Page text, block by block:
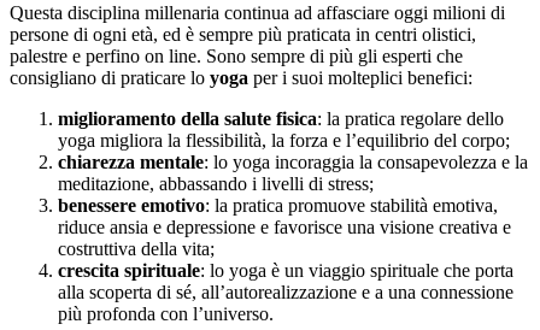
Questa disciplina millenaria continua ad affasciare oggi milioni di
persone di ogni età, ed è sempre più praticata in centri olistici,
palestre e perfino on line. Sono sempre di più gli esperti che
consigliano di praticare lo yoga per i suoi molteplici benefici:
miglioramento della salute fisica: la pratica regolare dello
yoga migliora la flessibilità, la forza e l’equilibrio del corpo;
chiarezza mentale: lo yoga incoraggia la consapevolezza e la
meditazione, abbassando i livelli di stress;
benessere emotivo: la pratica promuove stabilità emotiva,
riduce ansia e depressione e favorisce una visione creativa e
costruttiva della vita;
crescita spirituale: lo yoga è un viaggio spirituale che porta
alla scoperta di sé, all’autorealizzazione e a una connessione
più profonda con l’universo.